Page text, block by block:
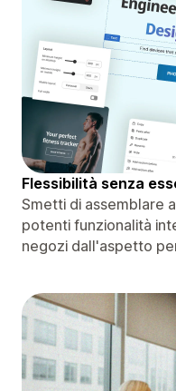
Flessibilità senza
Smetti di assemblare
potenti funzionalità
negozi dall'aspetto